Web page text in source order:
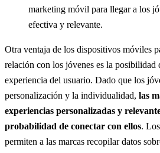
marketing móvil para llegar a los
efectiva y relevante.
Otra ventaja de los dispositivos móviles
relación con los jóvenes es la posibilidad
experiencia del usuario. Dado que los
personalización y la individualidad, las
experiencias personalizadas y
probabilidad de conectar con ellos.
permiten a las marcas recopilar datos